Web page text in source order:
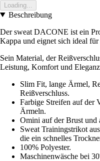
Loading...
Beschreibung
Der sweat DACONE ist ein
Kappa und eignet sich ideal
Sein Material, der
Leistung, Komfort und
Slim Fit, lange Ärmel,
Reißverschluss.
Farbige Streifen auf der
Ärmeln.
Omini auf der Brust und
Sweat Trainingstrikot
die ein schnelles
100% Polyester.
Maschinenwäsche bei